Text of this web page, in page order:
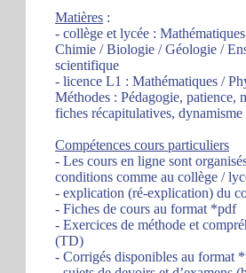
Matières :
- collège et lycée :
Chimie / Biologie / Géologie /
scientifique
- licence L1 : Mathématiques /
Méthodes : Pédagogie, patience,
fiches récapitulatives, dynamisme
Compétences cours particuliers
- Les cours en ligne sont
conditions comme au collège /
- explication (ré-explication) du
- Fiches de cours au format *pdf
- Exercices de méthode et
(TD)
- Corrigés disponibles au format